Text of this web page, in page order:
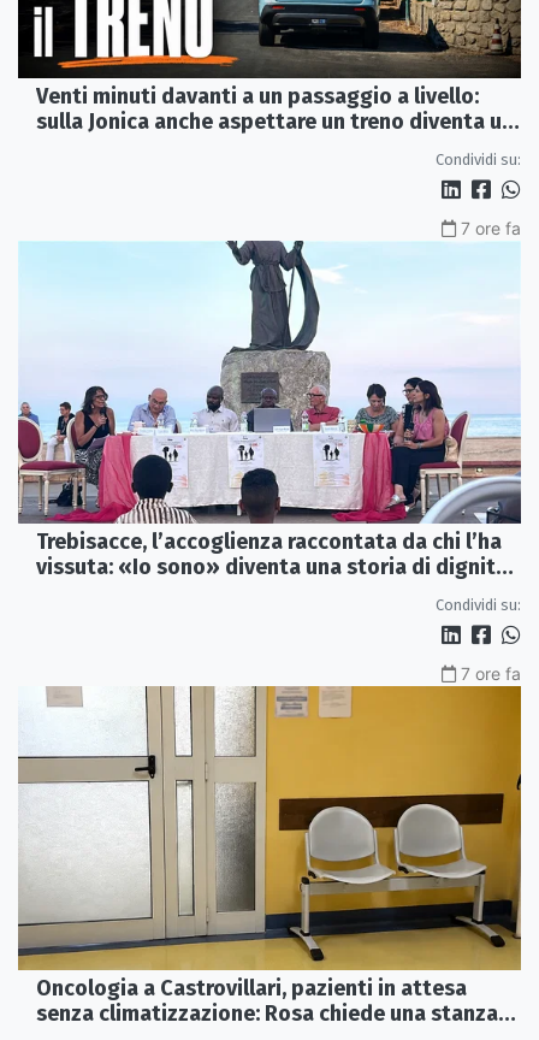
Venti minuti davanti a un passaggio a livello:
sulla Jonica anche aspettare un treno diventa un
Condividi su:
7 ore fa
Trebisacce, l’accoglienza raccontata da chi l’ha
vissuta: «Io sono» diventa una storia di dignità
Condividi su:
7 ore fa
Oncologia a Castrovillari, pazienti in attesa
senza climatizzazione: Rosa chiede una stanza